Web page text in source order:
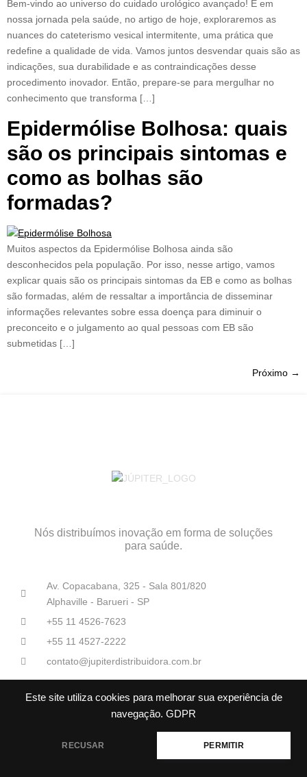
Este site utiliza cookies para melhorar sua experiência de
navegação. GDPR
RECUSAR PERMITIR
Bem-vindo ao universo do cuidado urológico avançado! E em
nossa jornada pela saúde, no artigo de hoje, exploraremos as
nuances do cateterismo vesical intermitente, uma prática que
redefine a qualidade de vida. Vamos juntos desvendar quais são as
indicações, sua durabilidade e as contraindicações desse
procedimento inovador. Então, prepare-se para mergulhar no
conhecimento que transforma […]
Epidermólise Bolhosa: quais
são os principais sintomas e
como as bolhas são
formadas?
Muitos aspectos da Epidermólise Bolhosa ainda são
desconhecidos pela população. Por isso, nesse artigo, vamos
explicar quais são os principais sintomas da EB e como as bolhas
são formadas, além de ressaltar a importância de disseminar
informações relevantes sobre essa doença para diminuir o
preconceito e o julgamento ao qual pessoas com EB são
submetidas […]
Próximo →
Nós distribuímos inovação em forma de soluções
para saúde.
Av. Copacabana, 325 - Sala 801/820
Alphaville - Barueri - SP
+55 11 4526-7623
+55 11 4527-2222
contato@jupiterdistribuidora.com.br
Júpiter Distribuidoras Médico-Hospitalares© Todos os direitos